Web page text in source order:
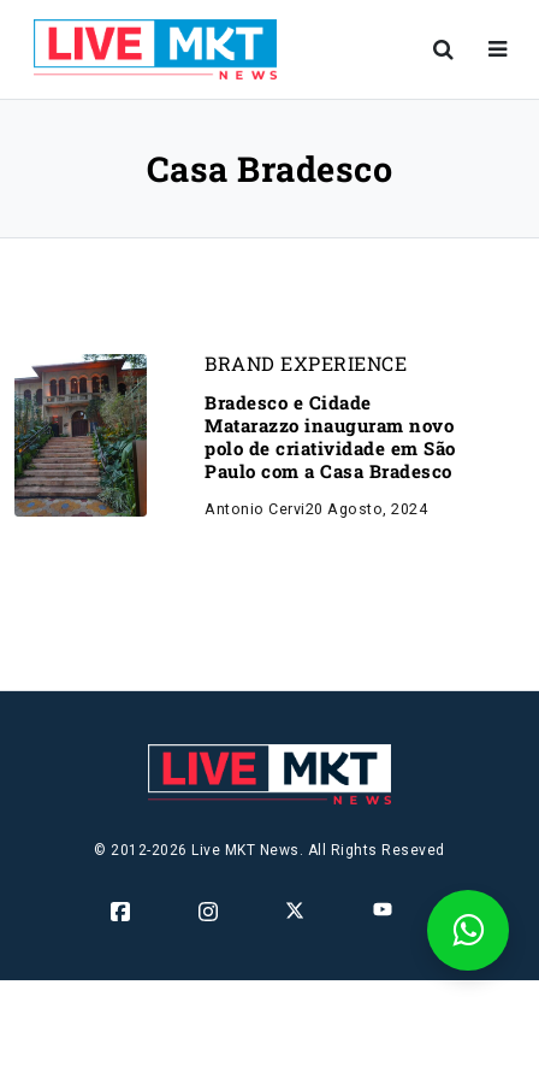
Casa Bradesco
BRAND EXPERIENCE
Bradesco e Cidade
Matarazzo inauguram novo
polo de criatividade em São
Paulo com a Casa Bradesco
Antonio Cervi20 Agosto, 2024
© 2012-2026 Live MKT News. All Rights Reseved